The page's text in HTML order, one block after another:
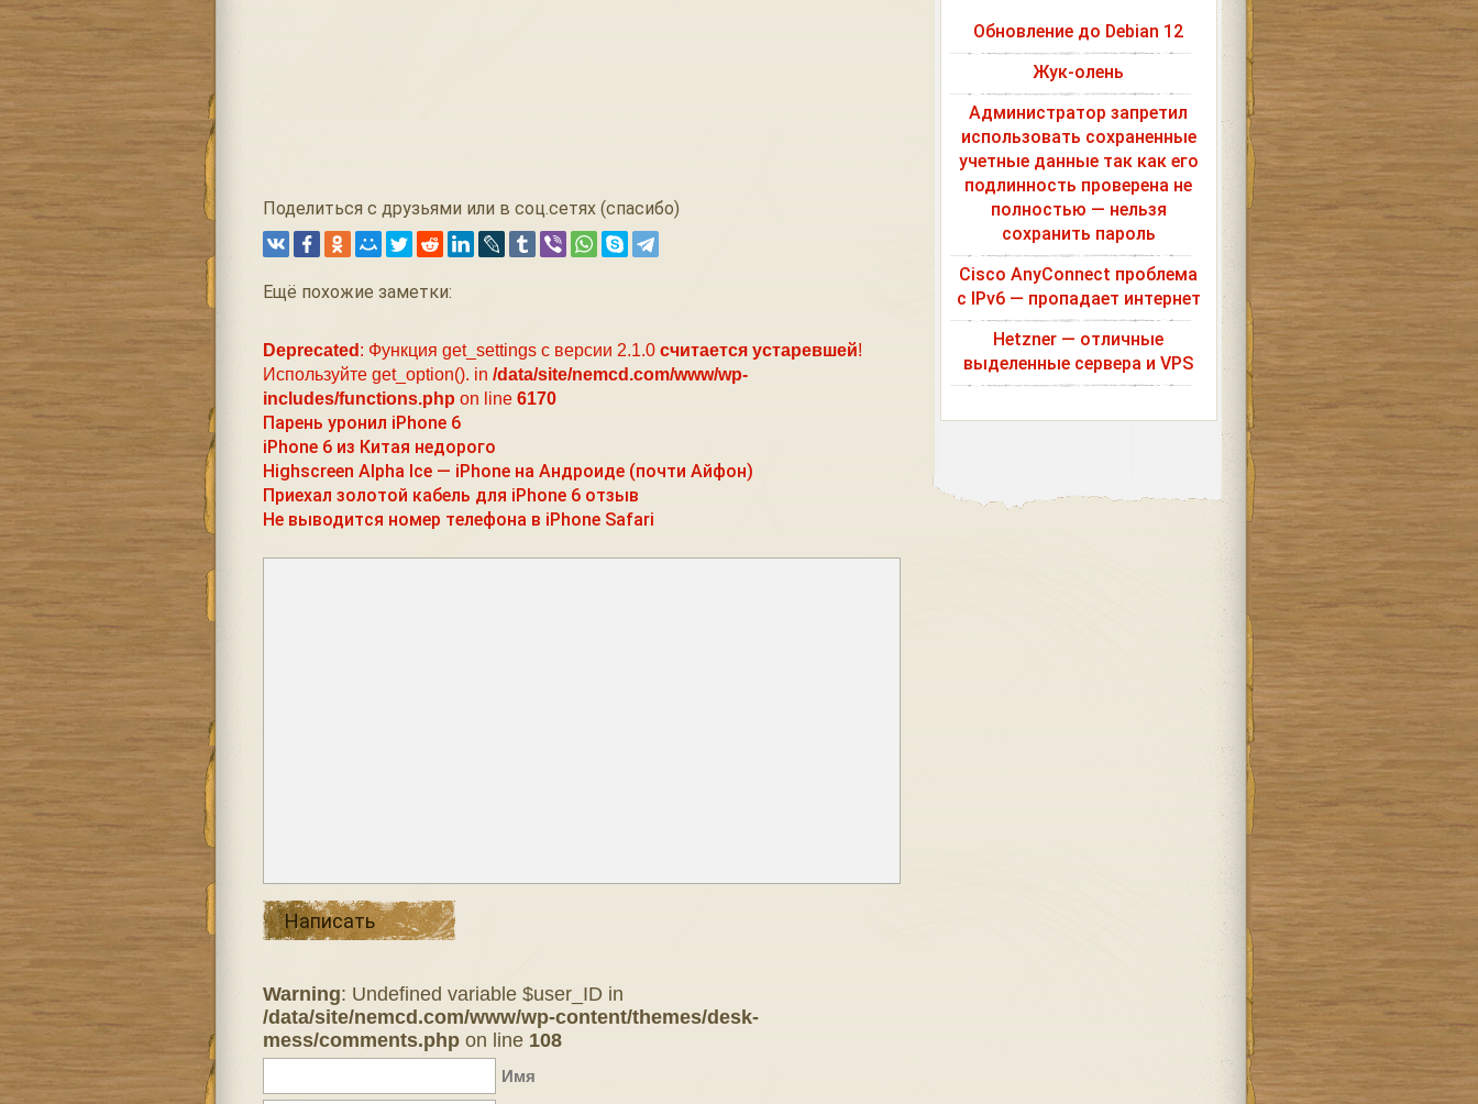
Поделиться с друзьями или в соц.сетях (спасибо)
Ещё похожие заметки:
Deprecated : Функция get_settings с версии 2.1.0 считается устаревшей!
Используйте get_option(). in /data/site/nemcd.com/www/wp-
includes/functions.php on line 6170
Парень уронил iPhone 6
iPhone 6 из Китая недорого
Highscreen Alpha Ice — iPhone на Андроиде (почти Айфон)
Приехал золотой кабель для iPhone 6 отзыв
Не выводится номер телефона в iPhone Safari
Написать
Warning: Undefined variable $user_ID in
/data/site/nemcd.com/www/wp-content/themes/desk-
mess/comments.phpon line 108
Имя
Обновление до Debian 12
Жук-олень
Администратор запретил
использовать сохраненные
учетные данные так как его
подлинность проверена не
полностью — нельзя
сохранить пароль
Cisco AnyConnect проблема
с IPv6 — пропадает интернет
Hetzner — отличные
выделенные сервера и VPS